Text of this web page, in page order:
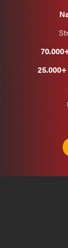
25.000+